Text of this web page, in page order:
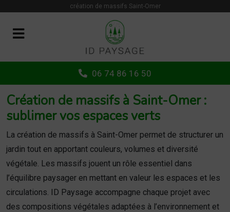
création de massifs Saint-Omer
06 74 86 16 50
Création de massifs à Saint-Omer :
sublimer vos espaces verts
La création de massifs à Saint-Omer permet de structurer un
jardin tout en apportant couleurs, volumes et diversité
végétale. Les massifs jouent un rôle essentiel dans
l’équilibre paysager en mettant en valeur les espaces et les
circulations. ID Paysage accompagne chaque projet avec
des compositions végétales adaptées à l’environnement et
Panneau de gestion des cookies